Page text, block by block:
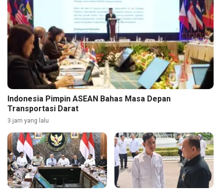
Indonesia Pimpin ASEAN Bahas Masa Depan
Transportasi Darat
3 jam yang lalu